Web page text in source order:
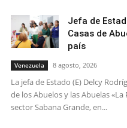
Jefa de
Casas de
país
Venezuela 8 agosto, 2026
La jefa de Estado (E) Delcy
de los Abuelos y las Abuelas «La
sector Sabana Grande, en...